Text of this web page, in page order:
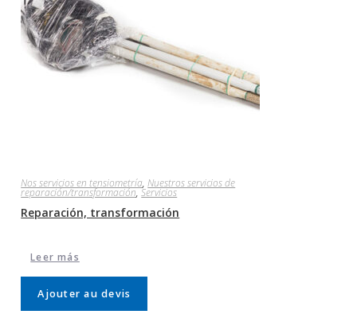
Nos servicios en tensiometría,Nuestros servicios de
reparación/transformación,Servicios
Reparación, transformación
Leer más
Ajouter au devis